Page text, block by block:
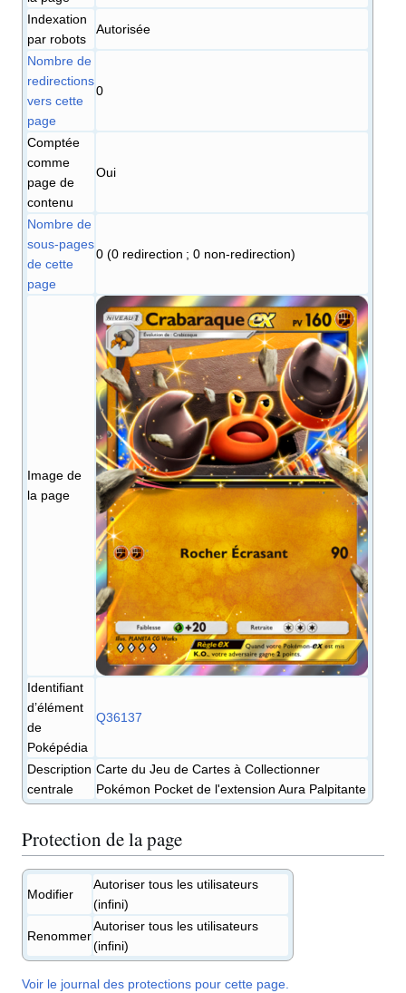
Indexation
par robots
Autorisée
Nombre de
redirections
vers cette
page
0
Comptée
comme
page de
contenu
Oui
Nombre de
sous-pages
de cette
page
0 (0 redirection ; 0 non-redirection)
Image de
la page
Identifiant
d’élément
de
Poképédia
Q36137
Description
centrale
Carte du Jeu de Cartes à Collectionner
Pokémon Pocket de l'extension Aura Palpitante
Protection de la page
Modifier
Autoriser tous les utilisateurs
(infini)
Renommer
Autoriser tous les utilisateurs
(infini)
Voir le journal des protections pour cette page.